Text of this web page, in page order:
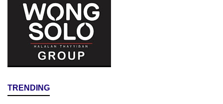
TRENDING